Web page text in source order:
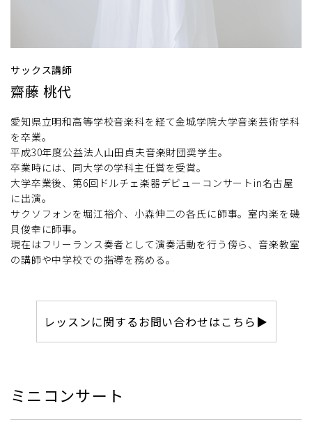
サックス講師
齋藤 桃代
愛知県立明和高等学校音楽科を経て金城学院大学音楽芸術学科
を卒業。
平成30年度公益法人山田貞夫音楽財団奨学生。
卒業時には、同大学の学科主任賞を受賞。
大学卒業後、第6回ドルチェ楽器デビューコンサートin名古屋
に出演。
サクソフォンを堀江裕介、小森伸二の各氏に師事。室内楽を磯
貝俊幸に師事。
現在はフリーランス奏者として演奏活動を行う傍ら、音楽教室
の講師や中学校での指導を務める。
レッスンに関するお問い合わせはこちら▶
ミニコンサート